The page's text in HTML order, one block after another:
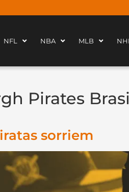
NFL NBA MLB NHL
Pirates
sorriem